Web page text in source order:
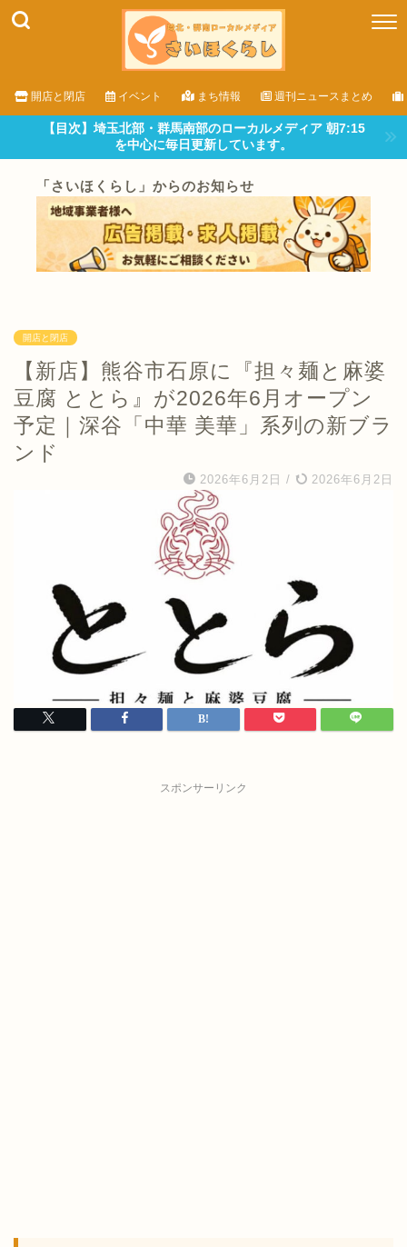
開店と閉店 イベント まち情報 週刊ニュースまとめ
【目次】埼玉北部・群馬南部のローカルメディア 朝7:15
を中心に毎日更新しています。
「さいほくらし」からのお知らせ
開店と閉店
【新店】熊谷市石原に『担々麺と麻婆
豆腐 ととら』が2026年6月オープン
予定｜深谷「中華 美華」系列の新ブラ
ンド
2026年6月2日 / 2026年6月2日
スポンサーリンク